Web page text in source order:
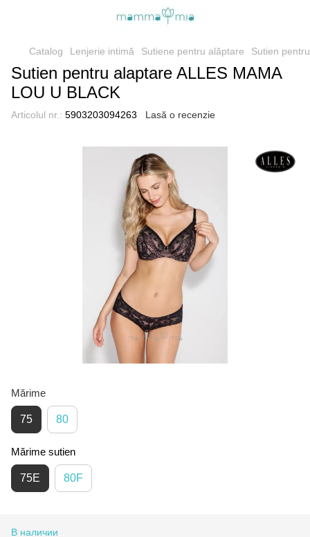
Catalog Lenjerie intimă Sutiene pentru alăptare Sutien
Sutien pentru alaptare ALLES MAMA
LOU U BLACK
Articolul nr.: 5903203094263 Lasă o recenzie
Mărime
75 80
Mărime sutien
75E 80F
В наличии